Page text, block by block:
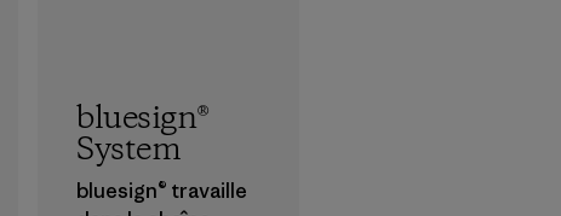
bluesign®
System
bluesign® travaille